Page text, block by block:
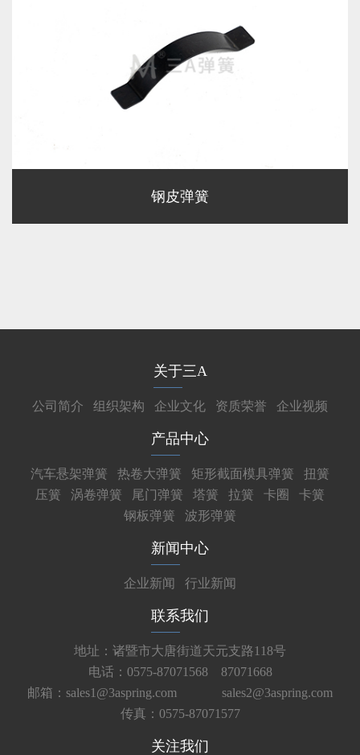
钢皮弹簧
关于三A
公司简介 组织架构 企业文化 资质荣誉 企业视频
产品中心
汽车悬架弹簧 热卷大弹簧 矩形截面模具弹簧
扭簧
压簧
涡卷弹簧 尾门弹簧 塔簧 拉簧 卡圈
卡簧
钢板弹簧
波形弹簧
新闻中心
企业新闻 行业新闻
联系我们
地址：诸暨市大唐街道天元支路118号
电话：0575-87071568 87071668
邮箱：sales1@3aspring.com
sales2@3aspring.com
传真：0575-87071577
关注我们